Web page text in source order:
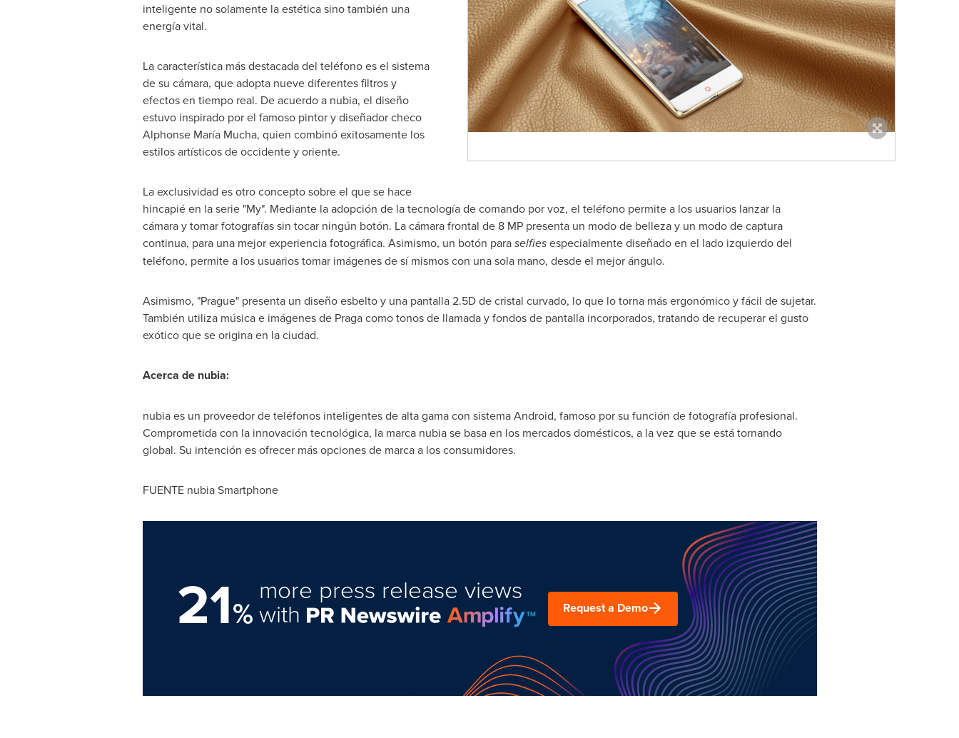
inteligente no solamente la estética sino también una
energía vital.
La característica más destacada del teléfono es el sistema
de su cámara, que adopta nueve diferentes filtros y
efectos en tiempo real. De acuerdo a nubia, el diseño
estuvo inspirado por el famoso pintor y diseñador checo
Alphonse María Mucha, quien combinó exitosamente los
estilos artísticos de occidente y oriente.
La exclusividad es otro concepto sobre el que se hace
hincapié en la serie "My". Mediante la adopción de la tecnología de comando por voz, el teléfono permite a los usuarios lanzar la
cámara y tomar fotografías sin tocar ningún botón. La cámara frontal de 8 MP presenta un modo de belleza y un modo de captura
continua, para una mejor experiencia fotográfica. Asimismo, un botón paraselfiesespecialmente diseñado en el lado izquierdo del
teléfono, permite a los usuarios tomar imágenes de sí mismos con una sola mano, desde el mejor ángulo.
Asimismo, "Prague" presenta un diseño esbelto y una pantalla 2.5D de cristal curvado, lo que lo torna más ergonómico y fácil de sujetar.
También utiliza música e imágenes de Praga como tonos de llamada y fondos de pantalla incorporados, tratando de recuperar el gusto
exótico que se origina en la ciudad.
Acerca de nubia:
nubia es un proveedor de teléfonos inteligentes de alta gama con sistema Android, famoso por su función de fotografía profesional.
Comprometida con la innovación tecnológica, la marca nubia se basa en los mercados domésticos, a la vez que se está tornando
global. Su intención es ofrecer más opciones de marca a los consumidores.
FUENTE nubia Smartphone
21%
more press release views
with Request a Demo